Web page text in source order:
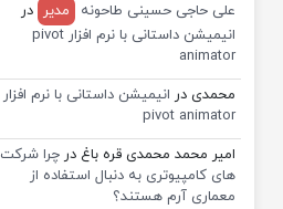
علی حاجی حسینی طاحونه مدیر
در
انیمیشن داستانی با نرم افزار pivot
animator
محمدی در انیمیشن داستانی با نرم افزار
pivot animator
امیر محمد محمدی قره باغ درچرا شرکت
های کامپیوتری به دنبال استفاده از
معماری آرم هستند؟